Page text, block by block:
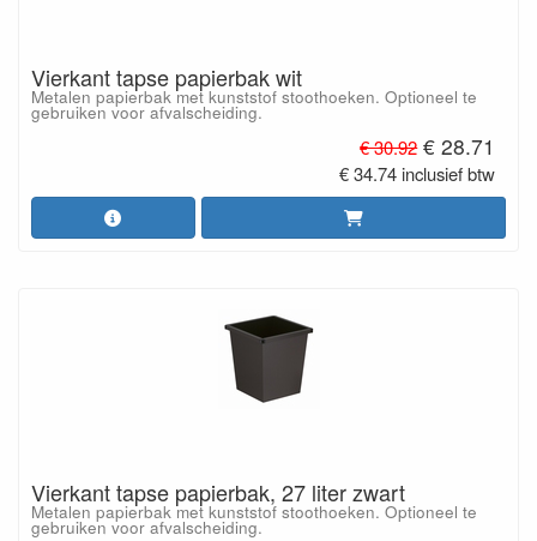
Vierkant tapse papierbak wit
Metalen papierbak met kunststof stoothoeken. Optioneel te
gebruiken voor afvalscheiding.
€ 30.92 € 28.71
€ 34.74 inclusief btw
Vierkant tapse papierbak, 27 liter zwart
Metalen papierbak met kunststof stoothoeken. Optioneel te
gebruiken voor afvalscheiding.